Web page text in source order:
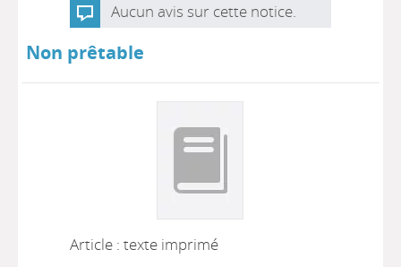
Aucun avis sur cette notice.
Non prêtable
Article : texte imprimé